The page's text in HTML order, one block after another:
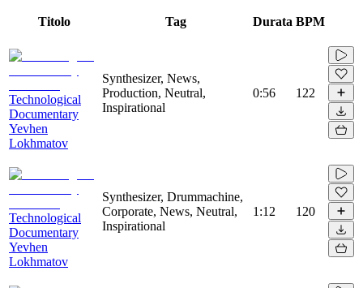
Titolo Tag Durata BPM
Technological
Documentary
Yevhen
Lokhmatov
Synthesizer, News,
Production, Neutral,
Inspirational
0:56 122
Technological
Documentary
Yevhen
Lokhmatov
Synthesizer, Drummachine,
Corporate, News, Neutral,
Inspirational
1:12 120